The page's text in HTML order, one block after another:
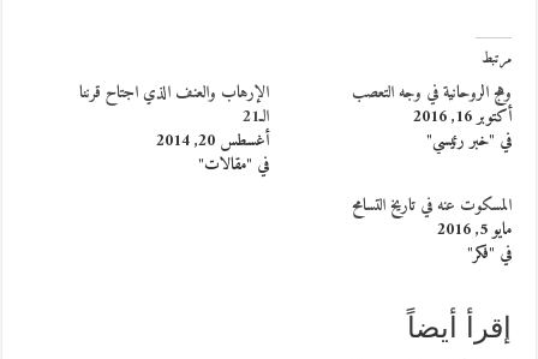
مرتبط
وهج الروحانية في وجه التعصب
أكتوبر 16, 2016
في "خبر رئيسي"
الإرهاب والعنف الذي اجتاح قرننا
الـ21
أغسطس 20, 2014
في "مقالات"
المسكوت عنه في تاريخ التسامح
مايو 5, 2016
في "فكر"
إقرأ أيضاً